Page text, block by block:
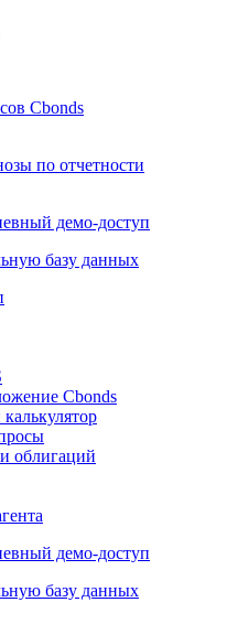
Cbonds
базу данных
Cbonds